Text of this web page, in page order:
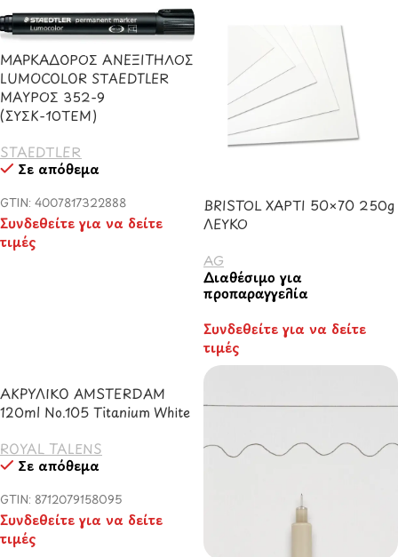
ΜΑΡΚΑΔΟΡΟΣ ΑΝΕΞΙΤΗΛΟΣ
LUMOCOLOR STAEDTLER
ΜΑΥΡΟΣ 352-9
(ΣΥΣΚ-10ΤΕΜ)
STAEDTLER
Σε απόθεμα
GTIN: 4007817322888
Συνδεθείτε για να δείτε
τιμές
BRISTOL ΧΑΡΤΙ 50×70 250g
ΛΕΥΚΟ
AG
Διαθέσιμο για
προπαραγγελία
Συνδεθείτε για να δείτε
τιμές
ΑΚΡΥΛΙΚΟ AMSTERDAM
120ml No.105 Titanium White
ROYAL TALENS
Σε απόθεμα
GTIN: 8712079158095
Συνδεθείτε για να δείτε
τιμές